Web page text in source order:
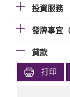
投資服務
發牌事宜
貸款
打印